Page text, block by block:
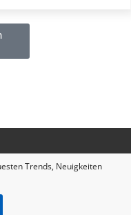
Trends, Neuigkeiten